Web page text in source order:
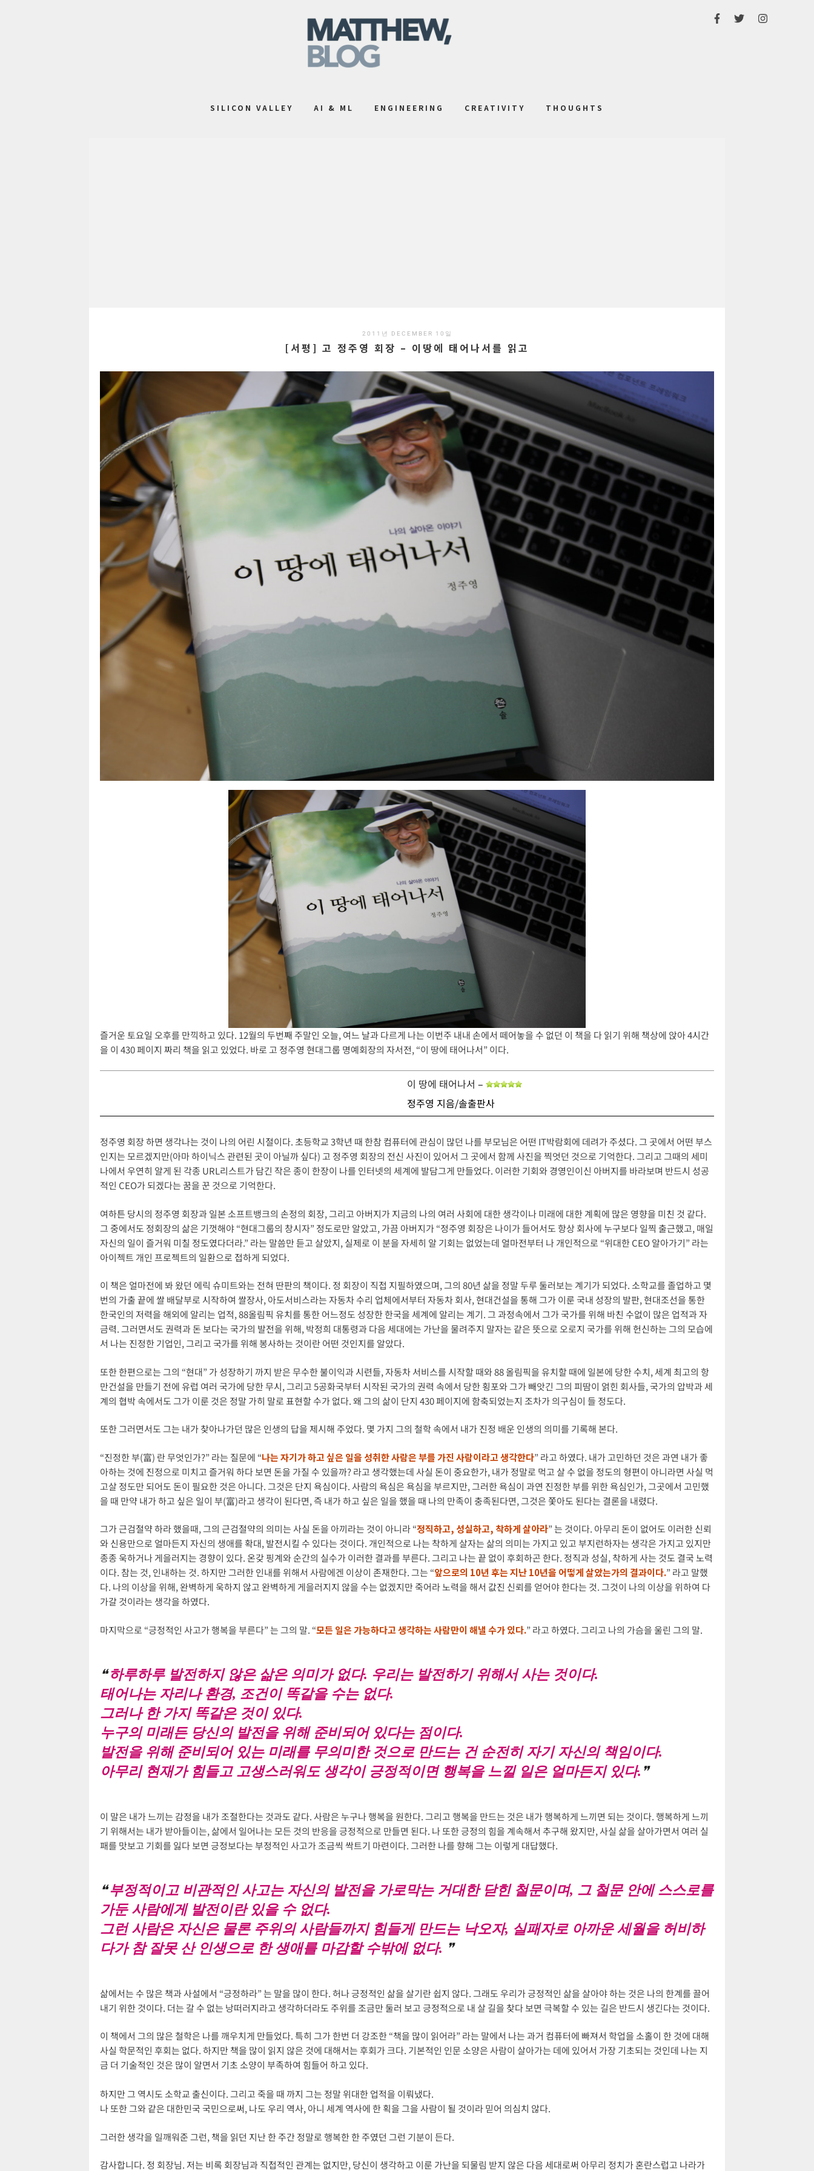
SILICON VALLEY AI & ML ENGINEERING CREATIVITY THOUGHTS
2011년 DECEMBER 10일
[서평] 고 정주영 회장 – 이땅에 태어나서를 읽고
즐거운 토요일 오후를 만끽하고 있다. 12월의 두번째 주말인 오늘, 여느 날과 다르게 나는 이번주 내내 손에서 떼어놓을 수 없던 이 책을 다 읽기 위해 책상에 앉아 4시간
을 이 430 페이지 짜리 책을 읽고 있었다. 바로 고 정주영 현대그룹 명예회장의 자서전, “이 땅에 태어나서” 이다.
이 땅에 태어나서 –
정주영 지음/솔출판사
정주영 회장 하면 생각나는 것이 나의 어린 시절이다. 초등학교 3학년 때 한참 컴퓨터에 관심이 많던 나를 부모님은 어떤 IT박람회에 데려가 주셨다. 그 곳에서 어떤 부스
인지는 모르겠지만(아마 하이닉스 관련된 곳이 아닐까 싶다) 고 정주영 회장의 전신 사진이 있어서 그 곳에서 함께 사진을 찍엇던 것으로 기억한다. 그리고 그때의 세미
나에서 우연히 알게 된 각종 URL리스트가 담긴 작은 종이 한장이 나를 인터넷의 세계에 발담그게 만들었다. 이러한 기회와 경영인이신 아버지를 바라보며 반드시 성공
적인 CEO가 되겠다는 꿈을 꾼 것으로 기억한다.
여하튼 당시의 정주영 회장과 일본 소프트뱅크의 손정의 회장, 그리고 아버지가 지금의 나의 여러 사회에 대한 생각이나 미래에 대한 계획에 많은 영향을 미친 것 같다.
그 중에서도 정회장의 삶은 기껏해야 “현대그룹의 창시자” 정도로만 알았고, 가끔 아버지가 “정주영 회장은 나이가 들어서도 항상 회사에 누구보다 일찍 출근했고, 매일
자신의 일이 즐거워 미칠 정도였다더라.” 라는 말씀만 듣고 살았지, 실제로 이 분을 자세히 알 기회는 없었는데 얼마전부터 나 개인적으로 “위대한 CEO 알아가기” 라는
아이젝트 개인 프로젝트의 일환으로 접하게 되었다.
이 책은 얼마전에 봐 왔던 에릭 슈미트와는 전혀 딴판의 책이다. 정 회장이 직접 지필하였으며, 그의 80년 삶을 정말 두루 둘러보는 계기가 되었다. 소학교를 졸업하고 몇
번의 가출 끝에 쌀 배달부로 시작하여 쌀장사, 아도서비스라는 자동차 수리 업체에서부터 자동차 회사, 현대건설을 통해 그가 이룬 국내 성장의 발판, 현대조선을 통한
한국인의 저력을 해외에 알리는 업적, 88올림픽 유치를 통한 어느정도 성장한 한국을 세계에 알리는 계기. 그 과정속에서 그가 국가를 위해 바친 수없이 많은 업적과 자
금력. 그러면서도 권력과 돈 보다는 국가의 발전을 위해, 박정희 대통령과 다음 세대에는 가난을 물려주지 말자는 같은 뜻으로 오로지 국가를 위해 헌신하는 그의 모습에
서 나는 진정한 기업인, 그리고 국가를 위해 봉사하는 것이란 어떤 것인지를 알았다.
또한 한편으로는 그의 “현대” 가 성장하기 까지 받은 무수한 불이익과 시련들, 자동차 서비스를 시작할 때와 88 올림픽을 유치할 때에 일본에 당한 수치, 세계 최고의 항
만건설을 만들기 전에 유럽 여러 국가에 당한 무시, 그리고 5공화국부터 시작된 국가의 권력 속에서 당한 횡포와 그가 빼앗긴 그의 피땀이 얽힌 회사들, 국가의 압박과 세
계의 협박 속에서도 그가 이룬 것은 정말 가히 말로 표현할 수가 없다. 왜 그의 삶이 단지 430 페이지에 함축되었는지 조차가 의구심이 들 정도다.
또한 그러면서도 그는 내가 찾아나가던 많은 인생의 답을 제시해 주었다. 몇 가지 그의 철학 속에서 내가 진정 배운 인생의 의미를 기록해 본다.
“진정한 부(富) 란 무엇인가?” 라는 질문에 “나는 자기가 하고 싶은 일을 성취한 사람은 부를 가진 사람이라고 생각한다” 라고 하였다. 내가 고민하던 것은 과연 내가 좋
아하는 것에 진정으로 미치고 즐거워 하다 보면 돈을 가질 수 있을까? 라고 생각했는데 사실 돈이 중요한가, 내가 정말로 먹고 살 수 없을 정도의 형편이 아니라면 사실 먹
고살 정도만 되어도 돈이 필요한 것은 아니다. 그것은 단지 욕심이다. 사람의 욕심은 욕심을 부르지만, 그러한 욕심이 과연 진정한 부를 위한 욕심인가, 그곳에서 고민했
을 때 만약 내가 하고 싶은 일이 부(富)라고 생각이 된다면, 즉 내가 하고 싶은 일을 했을 때 나의 만족이 충족된다면, 그것은 쫓아도 된다는 결론을 내렸다.
그가 근검절약 하라 했을때, 그의 근검절약의 의미는 사실 돈을 아끼라는 것이 아니라 “정직하고, 성실하고, 착하게 살아라” 는 것이다. 아무리 돈이 없어도 이러한 신뢰
와 신용만으로 얼마든지 자신의 생애를 확대, 발전시킬 수 있다는 것이다. 개인적으로 나는 착하게 살자는 삶의 의미는 가지고 있고 부지런하자는 생각은 가지고 있지만
종종 욱하거나 게을러지는 경향이 있다. 온갖 핑계와 순간의 실수가 이러한 결과를 부른다. 그리고 나는 끝 없이 후회하곤 한다. 정직과 성실, 착하게 사는 것도 결국 노력
이다. 참는 것, 인내하는 것. 하지만 그러한 인내를 위해서 사람에겐 이상이 존재한다. 그는 “앞으로의 10년 후는 지난 10년을 어떻게 살았는가의 결과이다.” 라고 말했
다. 나의 이상을 위해, 완벽하게 욱하지 않고 완벽하게 게을러지지 않을 수는 없겠지만 죽어라 노력을 해서 값진 신뢰를 얻어야 한다는 것. 그것이 나의 이상을 위하여 다
가갈 것이라는 생각을 하였다.
마지막으로 “긍정적인 사고가 행복을 부른다” 는 그의 말. “모든 일은 가능하다고 생각하는 사람만이 해낼 수가 있다.” 라고 하였다. 그리고 나의 가슴을 울린 그의 말.
하루하루 발전하지 않은 삶은 의미가 없다. 우리는 발전하기 위해서 사는 것이다.
태어나는 자리나 환경, 조건이 똑같을 수는 없다.
그러나 한 가지 똑같은 것이 있다.
누구의 미래든 당신의 발전을 위해 준비되어 있다는 점이다.
발전을 위해 준비되어 있는 미래를 무의미한 것으로 만드는 건 순전히 자기 자신의 책임이다.
아무리 현재가 힘들고 고생스러워도 생각이 긍정적이면 행복을 느낄 일은 얼마든지 있다.
이 말은 내가 느끼는 감정을 내가 조절한다는 것과도 같다. 사람은 누구나 행복을 원한다. 그리고 행복을 만드는 것은 내가 행복하게 느끼면 되는 것이다. 행복하게 느끼
기 위해서는 내가 받아들이는, 삶에서 일어나는 모든 것의 반응을 긍정적으로 만들면 된다. 나 또한 긍정의 힘을 계속해서 추구해 왔지만, 사실 삶을 살아가면서 여러 실
패를 맛보고 기회를 잃다 보면 긍정보다는 부정적인 사고가 조금씩 싹트기 마련이다. 그러한 나를 향해 그는 이렇게 대답했다.
부정적이고 비관적인 사고는 자신의 발전을 가로막는 거대한 닫힌 철문이며, 그 철문 안에 스스로를
가둔 사람에게 발전이란 있을 수 없다.
그런 사람은 자신은 물론 주위의 사람들까지 힘들게 만드는 낙오자, 실패자로 아까운 세월을 허비하
다가 참 잘못 산 인생으로 한 생애를 마감할 수밖에 없다.
삶에서는 수 많은 책과 사설에서 “긍정하라” 는 말을 많이 한다. 허나 긍정적인 삶을 살기란 쉽지 않다. 그래도 우리가 긍정적인 삶을 살아야 하는 것은 나의 한계를 끌어
내기 위한 것이다. 더는 갈 수 없는 낭떠러지라고 생각하더라도 주위를 조금만 둘러 보고 긍정적으로 내 살 길을 찾다 보면 극복할 수 있는 길은 반드시 생긴다는 것이다.
이 책에서 그의 많은 철학은 나를 깨우치게 만들었다. 특히 그가 한번 더 강조한 “책을 많이 읽어라” 라는 말에서 나는 과거 컴퓨터에 빠져서 학업을 소홀이 한 것에 대해
사실 학문적인 후회는 없다. 하지만 책을 많이 읽지 않은 것에 대해서는 후회가 크다. 기본적인 인문 소양은 사람이 살아가는 데에 있어서 가장 기초되는 것인데 나는 지
금 더 기술적인 것은 많이 알면서 기초 소양이 부족하여 힘들어 하고 있다.
하지만 그 역시도 소학교 출신이다. 그리고 죽을 때 까지 그는 정말 위대한 업적을 이뤄냈다.
나 또한 그와 같은 대한민국 국민으로써, 나도 우리 역사, 아니 세계 역사에 한 획을 그을 사람이 될 것이라 믿어 의심치 않다.
그러한 생각을 일깨워준 그런, 책을 읽던 지난 한 주간 정말로 행복한 한 주였던 그런 기분이 든다.
감사합니다. 정 회장님. 저는 비록 회장님과 직접적인 관계는 없지만, 당신이 생각하고 이룬 가난을 되물림 받지 않은 다음 세대로써 아무리 정치가 혼란스럽고 나라가